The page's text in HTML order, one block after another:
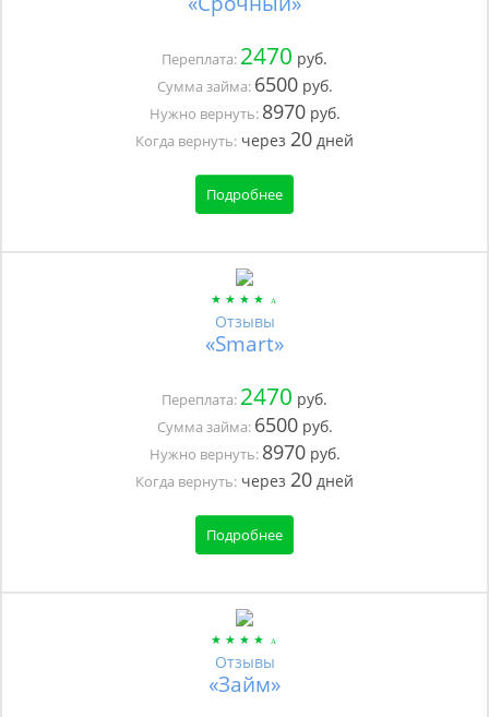
Переплата: 2470 руб.
Сумма займа: 6500руб.
Нужно вернуть: 8970руб.
Когда вернуть: через 20 дней
Подробнее
Отзывы
«Smart»
Переплата: 2470 руб.
Сумма займа: 6500руб.
Нужно вернуть: 8970руб.
Когда вернуть: через 20 дней
Подробнее
Отзывы
«Займ»